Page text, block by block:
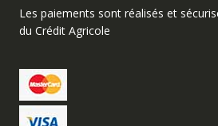
Les paiements sont réalisés et
du Crédit Agricole